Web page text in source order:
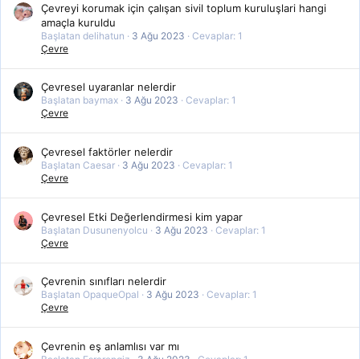
Çevreyi korumak için çalışan sivil toplum kuruluşlari hangi
amaçla kuruldu
Başlatan delihatun 3 Ağu 2023
Cevaplar: 1
Çevre
Çevresel uyaranlar nelerdir
Başlatan baymax 3 Ağu 2023
Cevaplar: 1
Çevre
Çevresel faktörler nelerdir
Başlatan Caesar 3 Ağu 2023
Cevaplar: 1
Çevre
Çevresel Etki Değerlendirmesi kim yapar
Başlatan Dusunenyolcu 3 Ağu 2023
Cevaplar: 1
Çevre
Çevrenin sınıfları nelerdir
Başlatan OpaqueOpal 3 Ağu 2023
Cevaplar: 1
Çevre
Çevrenin eş anlamlısı var mı